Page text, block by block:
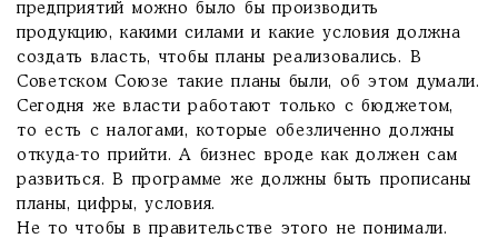
предприятий можно было бы производить
продукцию, какими силами и какие условия должна
создать власть, чтобы планы реализовались. В
Советском Союзе такие планы были, об этом думали.
Сегодня же власти работают только с бюджетом,
то есть с налогами, которые обезличенно должны
откуда-то прийти. А бизнес вроде как должен сам
развиться. В программе же должны быть прописаны
планы, цифры, условия.
Не то чтобы в правительстве этого не понимали.